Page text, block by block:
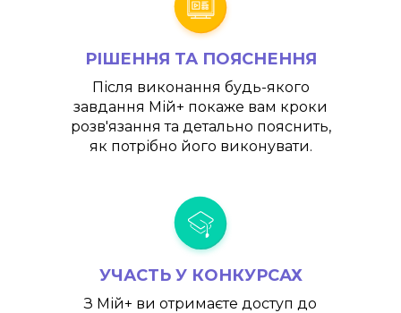
РІШЕННЯ ТА ПОЯСНЕННЯ
Після виконання будь-якого
завдання Мій+ покаже вам кроки
розв'язання та детально пояснить,
як потрібно його виконувати.
УЧАСТЬ У КОНКУРСАХ
З Мій+ ви отримаєте доступ до